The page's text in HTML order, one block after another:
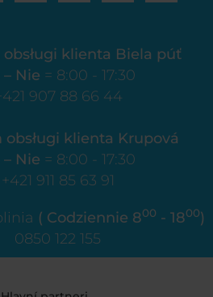
klienta Biela púť
– Nie = 8:00 - 17:30
907 88 66 44
obsługi klienta Krupová
– Nie = 8:00 - 17:30
+421 911 85 63 91
( Codziennie 800 - 1800)
0850 122 155